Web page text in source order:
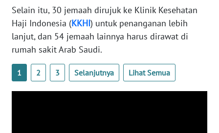
Selain itu, 30 jemaah dirujuk ke Klinik Kesehatan
Haji Indonesia (KKHI) untuk penanganan lebih
lanjut, dan 54 jemaah lainnya harus dirawat di
rumah sakit Arab Saudi.
1 2 3 Selanjutnya Lihat Semua
KEPRI
PAPUA
WN
PAPUA